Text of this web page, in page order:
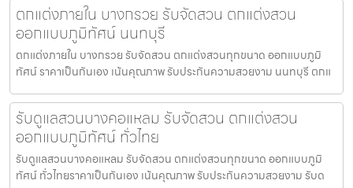
ตกแต่งภายใน บางกรวย รับจัดสวน ตกแต่งสวน
ออกแบบภูมิทัศน์ นนทบุรี
ตกแต่งภายใน บางกรวย รับจัดสวน ตกแต่งสวนทุกขนาด ออกแบบภูมิ
ทัศน์ ราคาเป็นกันเอง เน้นคุณภาพ รับประกันความสวยงาม นนทบุรี ตกแ
รับดูแลสวนบางคอแหลม รับจัดสวน ตกแต่งสวน
ออกแบบภูมิทัศน์ ทั่วไทย
รับดูแลสวนบางคอแหลม รับจัดสวน ตกแต่งสวนทุกขนาด ออกแบบภูมิ
ทัศน์ ทั่วไทยราคาเป็นกันเอง เน้นคุณภาพ รับประกันความสวยงาม รับด